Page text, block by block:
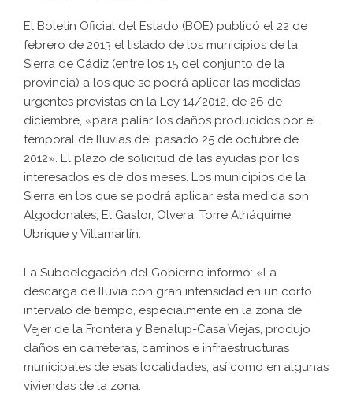
El Boletín Oficial del Estado (BOE) publicó el 22 de
febrero de 2013 el listado de los municipios de la
Sierra de Cádiz (entre los 15 del conjunto de la
provincia) a los que se podrá aplicar las medidas
urgentes previstas en la Ley 14/2012, de 26 de
diciembre, «para paliar los daños producidos por el
temporal de lluvias del pasado 25 de octubre de
2012». El plazo de solicitud de las ayudas por los
interesados es de dos meses. Los municipios de la
Sierra en los que se podrá aplicar esta medida son
Algodonales, El Gastor, Olvera, Torre Alháquime,
Ubrique y Villamartín.
La Subdelegación del Gobierno informó: «La
descarga de lluvia con gran intensidad en un corto
intervalo de tiempo, especialmente en la zona de
Vejer de la Frontera y Benalup-Casa Viejas, produjo
daños en carreteras, caminos e infraestructuras
municipales de esas localidades, así como en algunas
viviendas de la zona.